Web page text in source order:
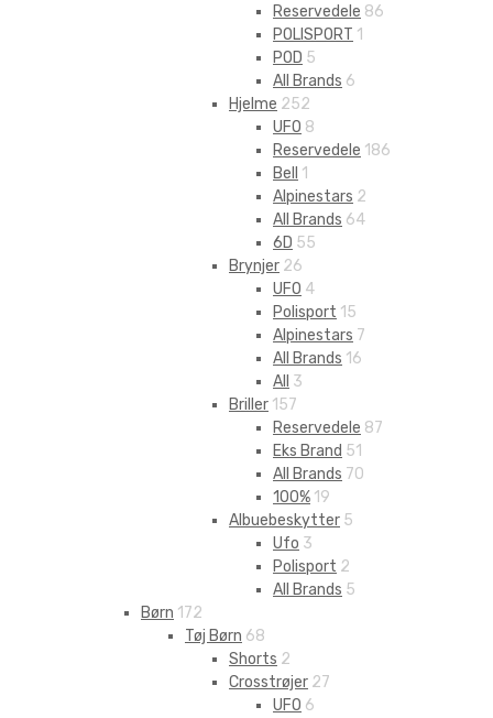
Reservedele 86
POLISPORT 1
POD 5
All Brands 6
Hjelme 252
UFO 8
Reservedele 186
Bell
1
Alpinestars 2
All Brands 64
6D 55
Brynjer 26
UFO 4
Polisport 15
Alpinestars 7
All Brands 16
All 3
Briller 157
Reservedele 87
Eks Brand 51
All Brands 70
100% 19
Albuebeskytter 5
Ufo 3
Polisport 2
All Brands 5
Børn 172
Tøj Børn 68
Shorts 2
Crosstrøjer 27
UFO 6